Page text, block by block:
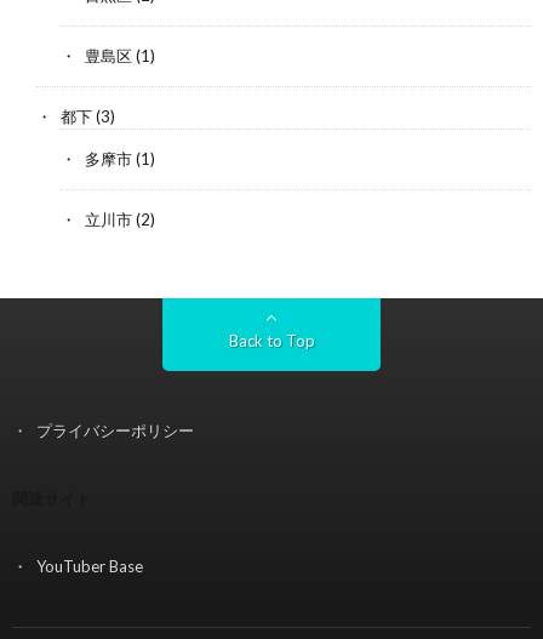
豊島区(1)
都下(3)
多摩市(1)
立川市(2)
Back to Top
プライバシーポリシー
YouTuber Base